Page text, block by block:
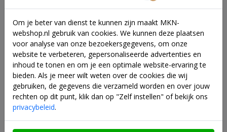
MKN spatrand 1/1 GN gas
10017094
+ € 240,00
Om je beter van dienst te kunnen zijn maakt MKN-
webshop.nl gebruik van cookies. We kunnen deze plaatsen
voor analyse van onze bezoekersgegevens, om onze
website te verbeteren, gepersonaliseerde advertenties en
inhoud te tonen en om je een optimale website-ervaring te
bieden. Als je meer wilt weten over de cookies die wij
gebruiken, de gegevens die verzameld worden en over jouw
rechten op dit punt, klik dan op "Zelf instellen" of bekijk ons
privacybeleid.